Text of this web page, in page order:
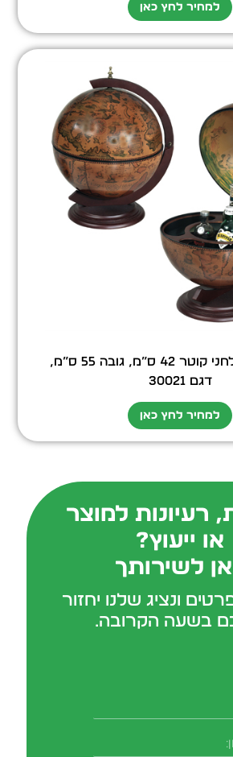
למחיר לחץ כאן
גלובוס בר שולחני קוטר 42 ס”מ, גובה 55 ס”מ,
דגם 30021
למחיר לחץ כאן
רעיונות למוצר
או ייעוץ?
לשירותך
ונציג שלנו יחזור
בשעה הקרובה.